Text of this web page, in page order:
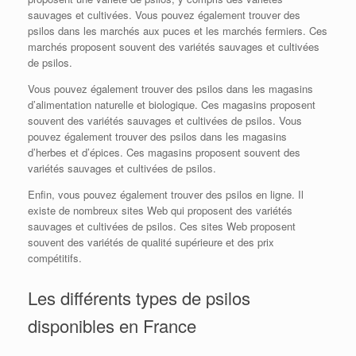
sauvages et cultivées. Vous pouvez également trouver des
psilos dans les marchés aux puces et les marchés fermiers. Ces
marchés proposent souvent des variétés sauvages et cultivées
de psilos.
Vous pouvez également trouver des psilos dans les magasins
d’alimentation naturelle et biologique. Ces magasins proposent
souvent des variétés sauvages et cultivées de psilos. Vous
pouvez également trouver des psilos dans les magasins
d’herbes et d’épices. Ces magasins proposent souvent des
variétés sauvages et cultivées de psilos.
Enfin, vous pouvez également trouver des psilos en ligne. Il
existe de nombreux sites Web qui proposent des variétés
sauvages et cultivées de psilos. Ces sites Web proposent
souvent des variétés de qualité supérieure et des prix
compétitifs.
Les différents types de psilos
disponibles en France